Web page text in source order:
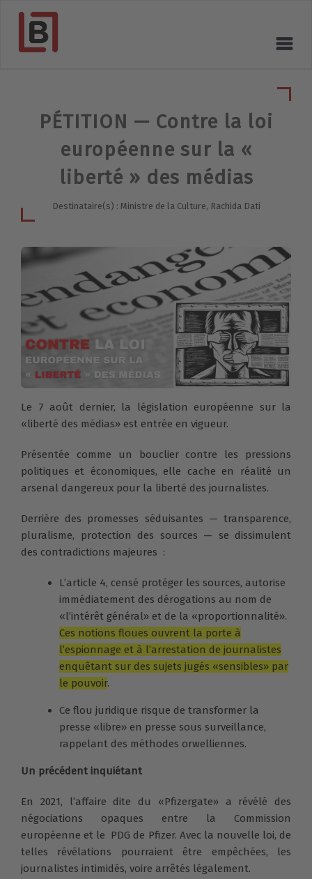
PÉTITION — Contre la loi
européenne sur la «
liberté » des médias
Destinataire(s) : Ministre de la Culture, Rachida Dati
Le 7 août dernier, la législation européenne sur la
«liberté des médias» est entrée en vigueur.
Présentée comme un bouclier contre les pressions
politiques et économiques, elle cache en réalité un
arsenal dangereux pour la liberté des journalistes.
Derrière des promesses séduisantes — transparence,
pluralisme, protection des sources — se dissimulent
des contradictions majeures :
L’article 4, censé protéger les sources, autorise
immédiatement des dérogations au nom de
«l’intérêt général» et de la «proportionnalité».
Ces notions floues ouvrent la porte à
l’espionnage et à l’arrestation de journalistes
enquêtant sur des sujets jugés «sensibles» par
le pouvoir.
Ce flou juridique risque de transformer la
presse «libre» en presse sous surveillance,
rappelant des méthodes orwelliennes.
Un précédent inquiétant
En 2021, l’affaire dite du «Pfizergate» a révélé des
négociations opaques entre la Commission
européenne et le PDG de Pfizer. Avec la nouvelle loi, de
telles révélations pourraient être empêchées, les
journalistes intimidés, voire arrêtés légalement.